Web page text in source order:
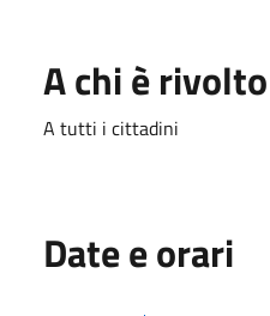
A chi è rivolto
A tutti i cittadini
Date e orari